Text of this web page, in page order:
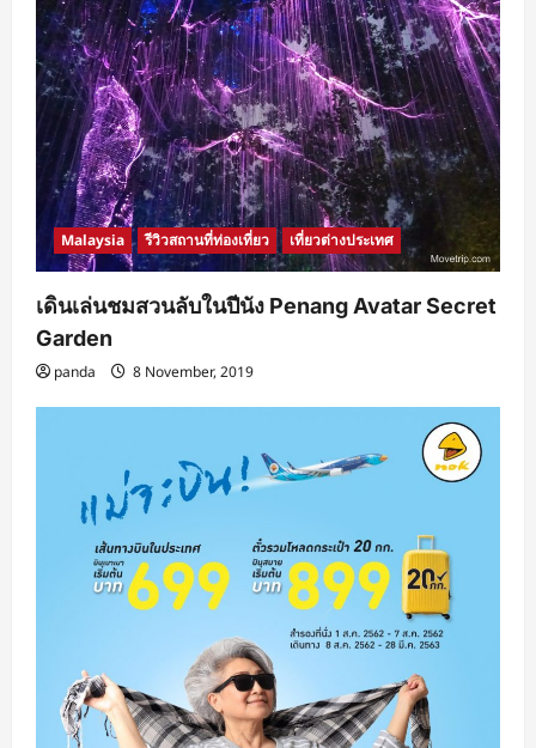
Malaysia รีวิวสถานที่ท่องเที่ยว เที่ยวต่างประเทศ
เดินเล่นชมสวนลับในปีนัง Penang Avatar Secret
Garden
panda 8 November, 2019